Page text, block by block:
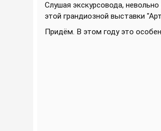
Слушая экскурсовода,
этой грандиозной выставки
Придём. В этом году это